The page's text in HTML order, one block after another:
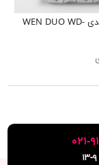
هایلایتر 6 عددی WEN DUO WD-
۹-١٣